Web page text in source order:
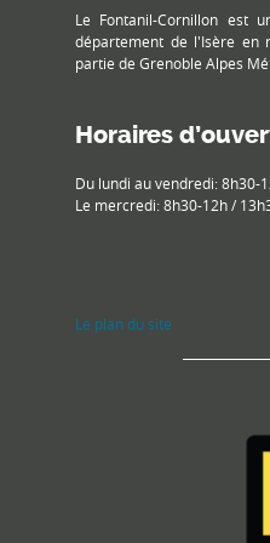
Le Fontanil-Cornillon est
département de l'Isère en
partie de Grenoble Alpes
Horaires
Du lundi au vendredi: 8h30-
Le mercredi: 8h30-12h /
Le plan du site